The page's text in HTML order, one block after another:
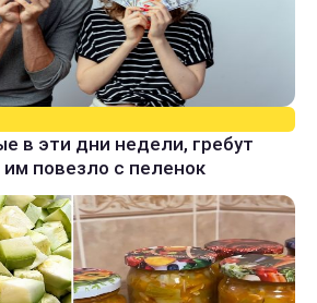
в эти дни недели, гребут
повезло с пеленок